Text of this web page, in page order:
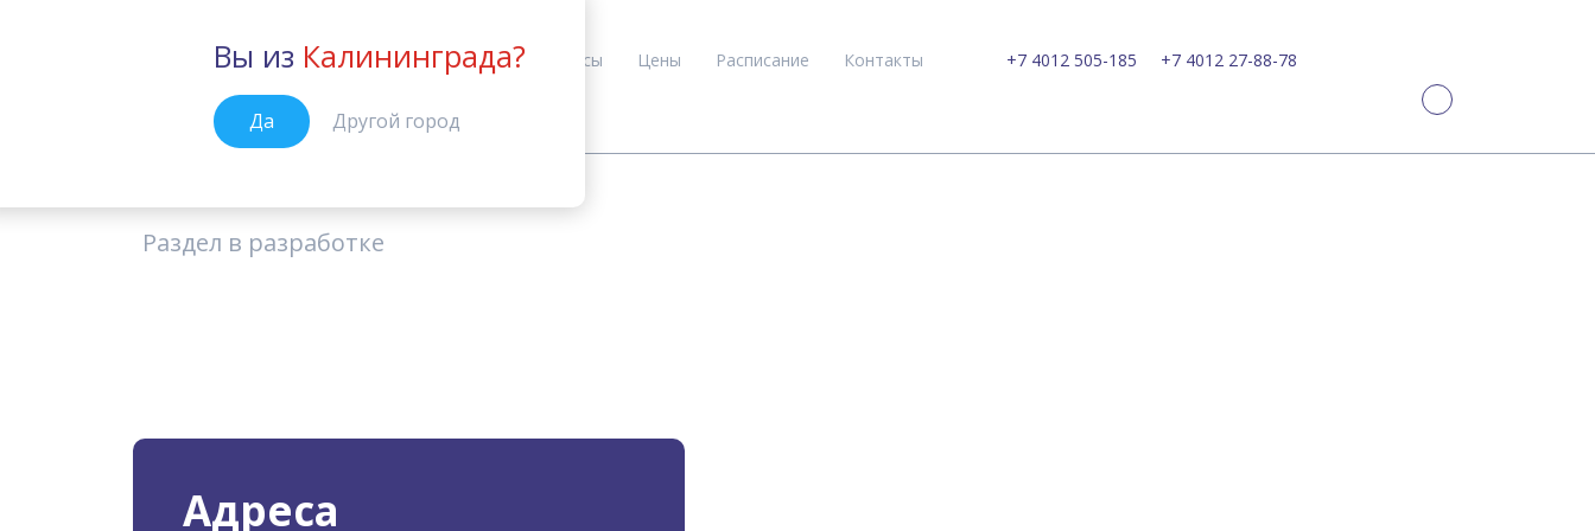
Калининград
Вы из Калининграда?
Да Другой город
Курсы Цены Расписание Контакты +7 4012 505-185 +7 4012 27-88-78
Раздел в разработке
Адреса